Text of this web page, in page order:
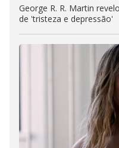
George R. R. Martin
de 'tristeza e depressão'